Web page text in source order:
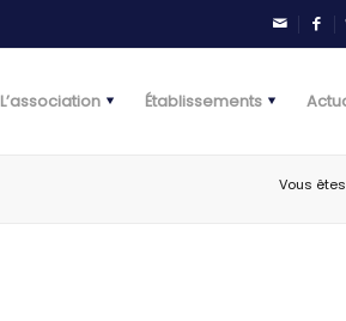
L’association Établissements
Vous